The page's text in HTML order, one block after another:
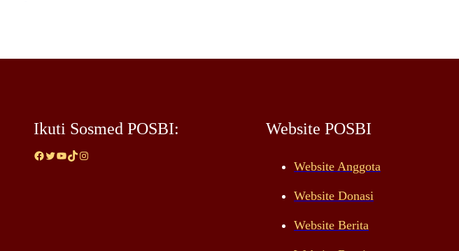
Ikuti Sosmed POSBI:
Facebook Twitter YouTube TikTok Instagram
Website POSBI
Website Anggota
Website Donasi
Website Berita